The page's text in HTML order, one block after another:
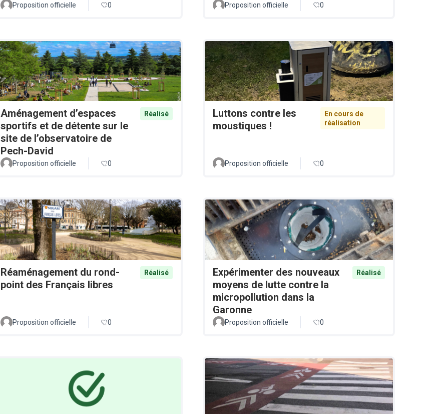
Proposition officielle 0 Proposition officielle 0
Aménagement d’espaces
sportifs et de détente sur le
site de l’observatoire de
Pech-David
Réalisé
Proposition officielle 0
Luttons contre les
moustiques !
En cours de
réalisation
Proposition officielle 0
Réaménagement du rond-
point des Français libres
Réalisé
Proposition officielle 0
Expérimenter des nouveaux
moyens de lutte contre la
micropollution dans la
Garonne
Réalisé
Proposition officielle 0